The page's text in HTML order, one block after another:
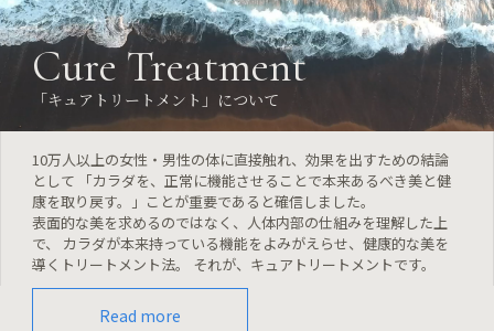
Cure Treatment
「キュアトリートメント」について
10万人以上の女性・男性の体に直接触れ、効果を出すための結論
として 「カラダを、正常に機能させることで本来あるべき美と健
康を取り戻す。」ことが重要であると確信しました。
表面的な美を求めるのではなく、人体内部の仕組みを理解した上
で、 カラダが本来持っている機能をよみがえらせ、健康的な美を
導くトリートメント法。 それが、キュアトリートメントです。
Read more